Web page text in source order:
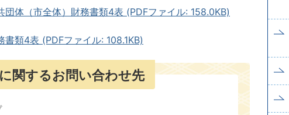
体（市全体）財務書類4表 (PDFファイル: 158.0KB)
類4表 (PDFファイル: 108.1KB)
関するお問い合わせ先